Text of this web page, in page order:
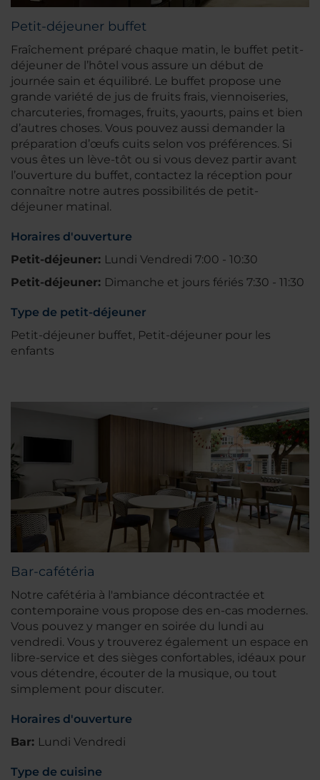
Petit-déjeuner buffet
Fraîchement préparé chaque matin, le buffet petit-
déjeuner de l’hôtel vous assure un début de
journée sain et équilibré. Le buffet propose une
grande variété de jus de fruits frais, viennoiseries,
charcuteries, fromages, fruits, yaourts, pains et bien
d’autres choses. Vous pouvez aussi demander la
préparation d’œufs cuits selon vos préférences. Si
vous êtes un lève-tôt ou si vous devez partir avant
l’ouverture du buffet, contactez la réception pour
connaître notre autres possibilités de petit-
déjeuner matinal.
Horaires d'ouverture
Petit-déjeuner: Lundi Vendredi 7:00 - 10:30
Petit-déjeuner: Dimanche et jours fériés 7:30 - 11:30
Type de petit-déjeuner
Petit-déjeuner buffet, Petit-déjeuner pour les
enfants
Bar-cafétéria
Notre cafétéria à l'ambiance décontractée et
contemporaine vous propose des en-cas modernes.
Vous pouvez y manger en soirée du lundi au
vendredi. Vous y trouverez également un espace en
libre-service et des sièges confortables, idéaux pour
vous détendre, écouter de la musique, ou tout
simplement pour discuter.
Horaires d'ouverture
Bar: Lundi Vendredi
Type de cuisine